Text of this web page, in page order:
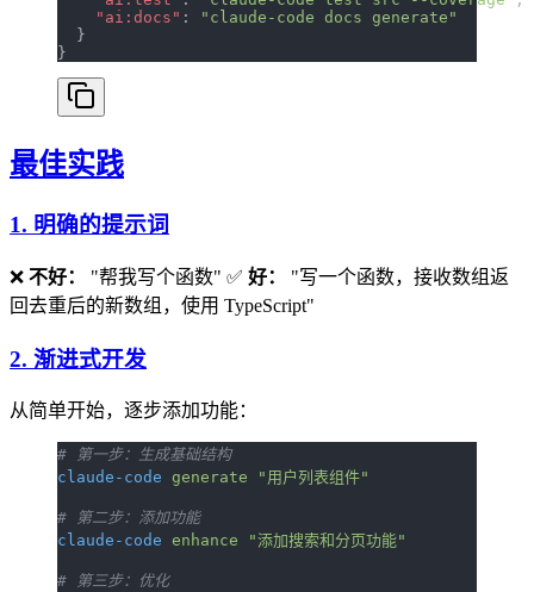
    "ai:docs"
:
"claude-code docs generate"
  }
}
最佳实践
1. 明确的提示词
❌ 不好： "帮我写个函数" ✅ 好：
"写一个函数，接收数组返
回去重后的新数组，使用 TypeScript"
2. 渐进式开发
从简单开始，逐步添加功能：
# 第一步：生成基础结构
claude-code generate "用户列表组件"
# 第二步：添加功能
claude-code enhance "添加搜索和分页功能"
# 第三步：优化